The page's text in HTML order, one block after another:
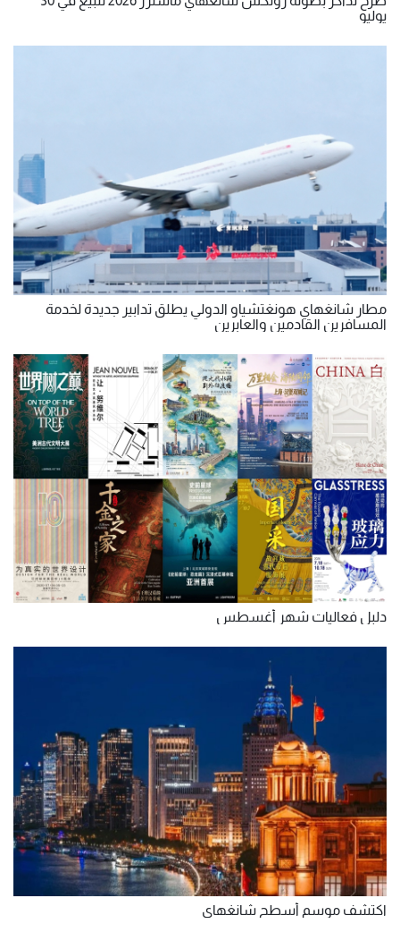
يوليو
مطار شانغهاي هونغتشياو الدولي يطلق تدابير جديدة لخدمة
المسافرين القادمين والعابرين
دلبل فعاليات شهر أغسطس
اكتشف موسم أسطح شانغهاي